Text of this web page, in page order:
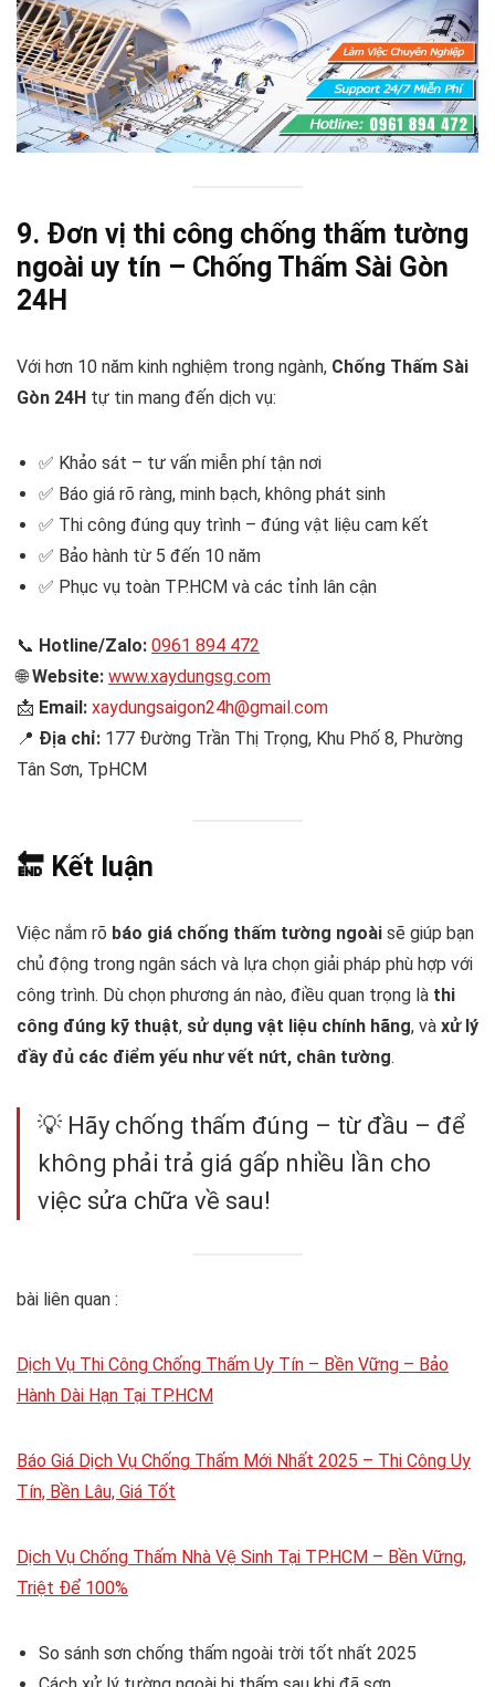
9. Đơn vị thi công chống thấm tường
ngoài uy tín – Chống Thấm Sài Gòn
24H
Với hơn 10 năm kinh nghiệm trong ngành, Chống Thấm Sài
Gòn 24H tự tin mang đến dịch vụ:
✅ Khảo sát – tư vấn miễn phí tận nơi
✅ Báo giá rõ ràng, minh bạch, không phát sinh
✅ Thi công đúng quy trình – đúng vật liệu cam kết
✅ Bảo hành từ 5 đến 10 năm
✅ Phục vụ toàn TP.HCM và các tỉnh lân cận
📞 Hotline/Zalo: 0961 894 472
🌐Website: www.xaydungsg.com
📩 Email: xaydungsaigon24h@gmail.com
📍 Địa chỉ: 177 Đường Trần Thị Trọng, Khu Phố 8, Phường
Tân Sơn, TpHCM
🔚 Kết luận
Việc nắm rõ báo giá chống thấm tường ngoài sẽ giúp bạn
chủ động trong ngân sách và lựa chọn giải pháp phù hợp với
công trình. Dù chọn phương án nào, điều quan trọng là thi
công đúng kỹ thuật, sử dụng vật liệu chính hãng, và xử lý
đầy đủ các điểm yếu như vết nứt, chân tường.
💡 Hãy chống thấm đúng – từ đầu – để
không phải trả giá gấp nhiều lần cho
việc sửa chữa về sau!
bài liên quan :
Dịch Vụ Thi Công Chống Thấm Uy Tín – Bền Vững – Bảo
Hành Dài Hạn Tại TP.HCM
Báo Giá Dịch Vụ Chống Thấm Mới Nhất 2025 – Thi Công Uy
Tín, Bền Lâu, Giá Tốt
Dịch Vụ Chống Thấm Nhà Vệ Sinh Tại TP.HCM – Bền Vững,
Triệt Để 100%
So sánh sơn chống thấm ngoài trời tốt nhất 2025